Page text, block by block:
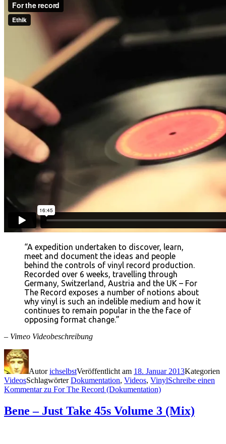
“A expedition undertaken to discover, learn,
meet and document the ideas and people
behind the controls of vinyl record production.
Recorded over 6 weeks, travelling through
Germany, Switzerland, Austria and the UK – For
The Record exposes a number of notions about
why vinyl is such an indelible medium and how it
continues to remain popular in the the face of
opposing format change.”
– Vimeo Videobeschreibung
AutorichselbstVeröffentlicht am 18. Januar 2013Kategorien
VideosSchlagwörterDokumentation, Videos, VinylSchreibe einen
Kommentarzu For The Record (Dokumentation)
Bene – Just Take 45s Volume 3 (Mix)